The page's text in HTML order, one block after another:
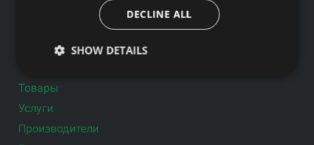
Ссылки
Товары
Услуги
Производители
DECLINE ALL
SHOW DETAILS